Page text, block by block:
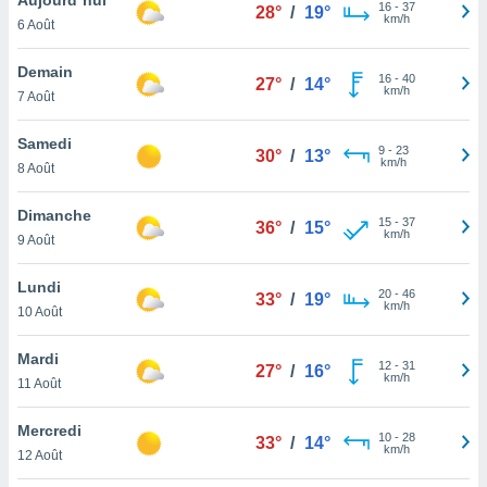
et
»,
au
vous
qu'ils
ou
le
ainsi
un
la
du
6 Août
28° / 19° 16- 37
km/h
Demain
7 Août
27° / 14° 16- 40
km/h
Samedi
8 Août
30° / 13° 9- 23
km/h
Dimanche
9 Août
36° / 15° 15- 37
km/h
Lundi
10 Août
33° / 19° 20- 46
km/h
Mardi
11 Août
27° / 16° 12- 31
km/h
Mercredi
12 Août
33° / 14° 10- 28
km/h